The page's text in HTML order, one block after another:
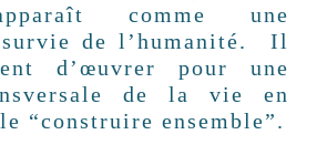
comme une
de l’humanité. Il
d’œuvrer pour une
de la vie en
“construire ensemble”.